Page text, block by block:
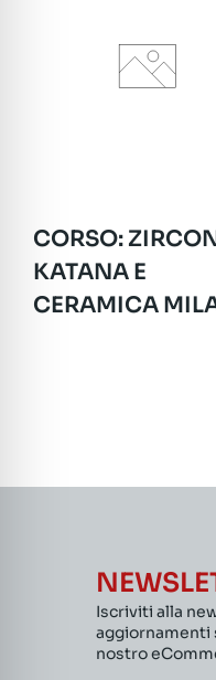
CORSO:
KATANA E
CERAMICA
Iscriviti alla
aggiornamenti
nostro